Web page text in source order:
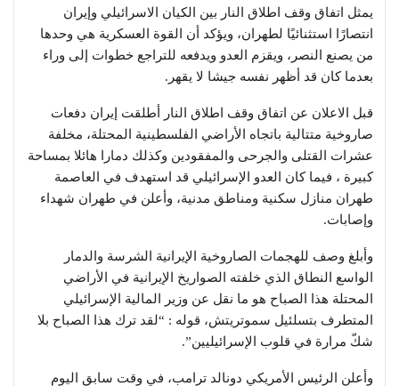
يمثل اتفاق وقف اطلاق النار بين الكيان الاسرائيلي وإيران
انتصارًا استثنائيًا لطهران، ويؤكد أن القوة العسكرية هي وحدها
من يصنع النصر، ويقزم العدو ويدفعه للتراجع خطوات إلى وراء
بعدما كان قد أظهر نفسه جيشا لا يقهر.
قبل الاعلان عن اتفاق وقف اطلاق النار أطلقت إيران دفعات
صاروخية متتالیة باتجاه الأراضي الفلسطينية المحتلة، مخلفة
عشرات القتلى والجرحى والمفقودين وكذلك دمارا هائلا بمساحة
كبيرة ، فيما كان العدو الإسرائيلي قد استهدف في العاصمة
طهران منازل سكنية ومناطق مدنية، وأعلن في طهران شهداء
وإصابات.
وأبلغ وصف للهجمات الصاروخية الإيرانية الشرسة والدمار
الواسع النطاق الذي خلفته الصواريخ الإيرانية في الأراضي
المحتلة هذا الصباح هو ما نقل عن وزير المالية الإسرائيلي
المتطرف بتسلئيل سموتريتش، قوله : “لقد ترك هذا الصباح بلا
شكّ مرارة في قلوب الإسرائيليين”.
وأعلن الرئيس الأمريكي دونالد ترامب، في وقت سابق اليوم